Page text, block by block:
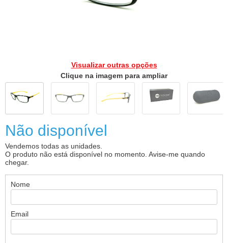
Visualizar outras opções
Clique na imagem para ampliar
Não disponível
Vendemos todas as unidades.
O produto não está disponível no momento. Avise-me quando
chegar.
Nome
Email